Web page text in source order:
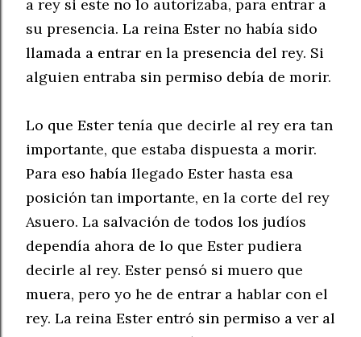
a rey si este no lo autorizaba, para entrar a
su presencia. La reina Ester no había sido
llamada a entrar en la presencia del rey. Si
alguien entraba sin permiso debía de morir.
Lo que Ester tenía que decirle al rey era tan
importante, que estaba dispuesta a morir.
Para eso había llegado Ester hasta esa
posición tan importante, en la corte del rey
Asuero. La salvación de todos los judíos
dependía ahora de lo que Ester pudiera
decirle al rey. Ester pensó si muero que
muera, pero yo he de entrar a hablar con el
rey. La reina Ester entró sin permiso a ver al